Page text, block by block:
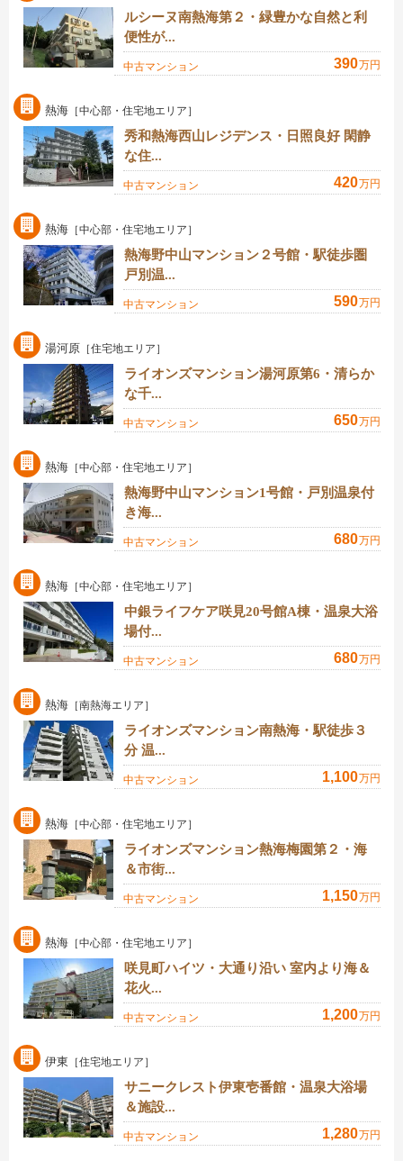
ルシーヌ南熱海第２・緑豊かな自然と利
便性が...
中古マンション 390万円
熱海 ［中心部・住宅地エリア］
秀和熱海西山レジデンス・日照良好 閑静
な住...
中古マンション 420万円
熱海 ［中心部・住宅地エリア］
熱海野中山マンション２号館・駅徒歩圏
戸別温...
中古マンション 590万円
湯河原 ［住宅地エリア］
ライオンズマンション湯河原第6・清らか
な千...
中古マンション 650万円
熱海 ［中心部・住宅地エリア］
熱海野中山マンション1号館・戸別温泉付
き海...
中古マンション 680万円
熱海 ［中心部・住宅地エリア］
中銀ライフケア咲見20号館A棟・温泉大浴
場付...
中古マンション 680万円
熱海 ［南熱海エリア］
ライオンズマンション南熱海・駅徒歩３
分 温...
中古マンション 1,100万円
熱海 ［中心部・住宅地エリア］
ライオンズマンション熱海梅園第２・海
＆市街...
中古マンション 1,150万円
熱海 ［中心部・住宅地エリア］
咲見町ハイツ・大通り沿い 室内より海＆
花火...
中古マンション 1,200万円
伊東 ［住宅地エリア］
サニークレスト伊東壱番館・温泉大浴場
＆施設...
中古マンション 1,280万円